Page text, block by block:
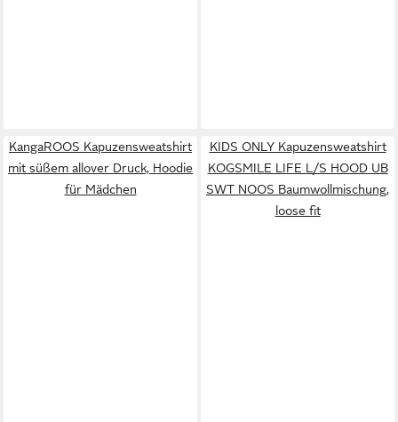
KangaROOS Kapuzensweatshirt
mit süßem allover Druck, Hoodie
für Mädchen
KIDS ONLY Kapuzensweatshirt
KOGSMILE LIFE L/S HOOD UB
SWT NOOS Baumwollmischung,
loose fit